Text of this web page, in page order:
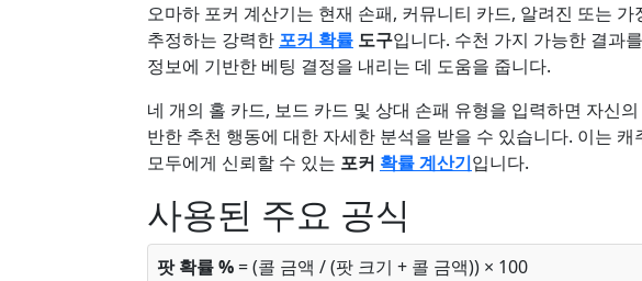
오마하 포커 계산기는 현재 손패, 커뮤니티 카드, 알려진 또는
추정하는 강력한 포커 확률 도구입니다. 수천 가지 가능한 결과
정보에 기반한 베팅 결정을 내리는 데 도움을 줍니다.
네 개의 홀 카드, 보드 카드 및 상대 손패 유형을 입력하면 자신
반한 추천 행동에 대한 자세한 분석을 받을 수 있습니다. 이는
모두에게 신뢰할 수 있는 포커 확률 계산기입니다.
사용된 주요 공식
팟 확률 %= (콜 금액 / (팟 크기 + 콜 금액)) × 100